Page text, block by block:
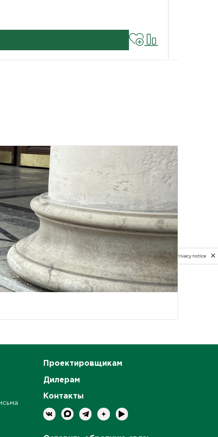
Проектировщикам
Дилерам
Контакты
Privacy notice